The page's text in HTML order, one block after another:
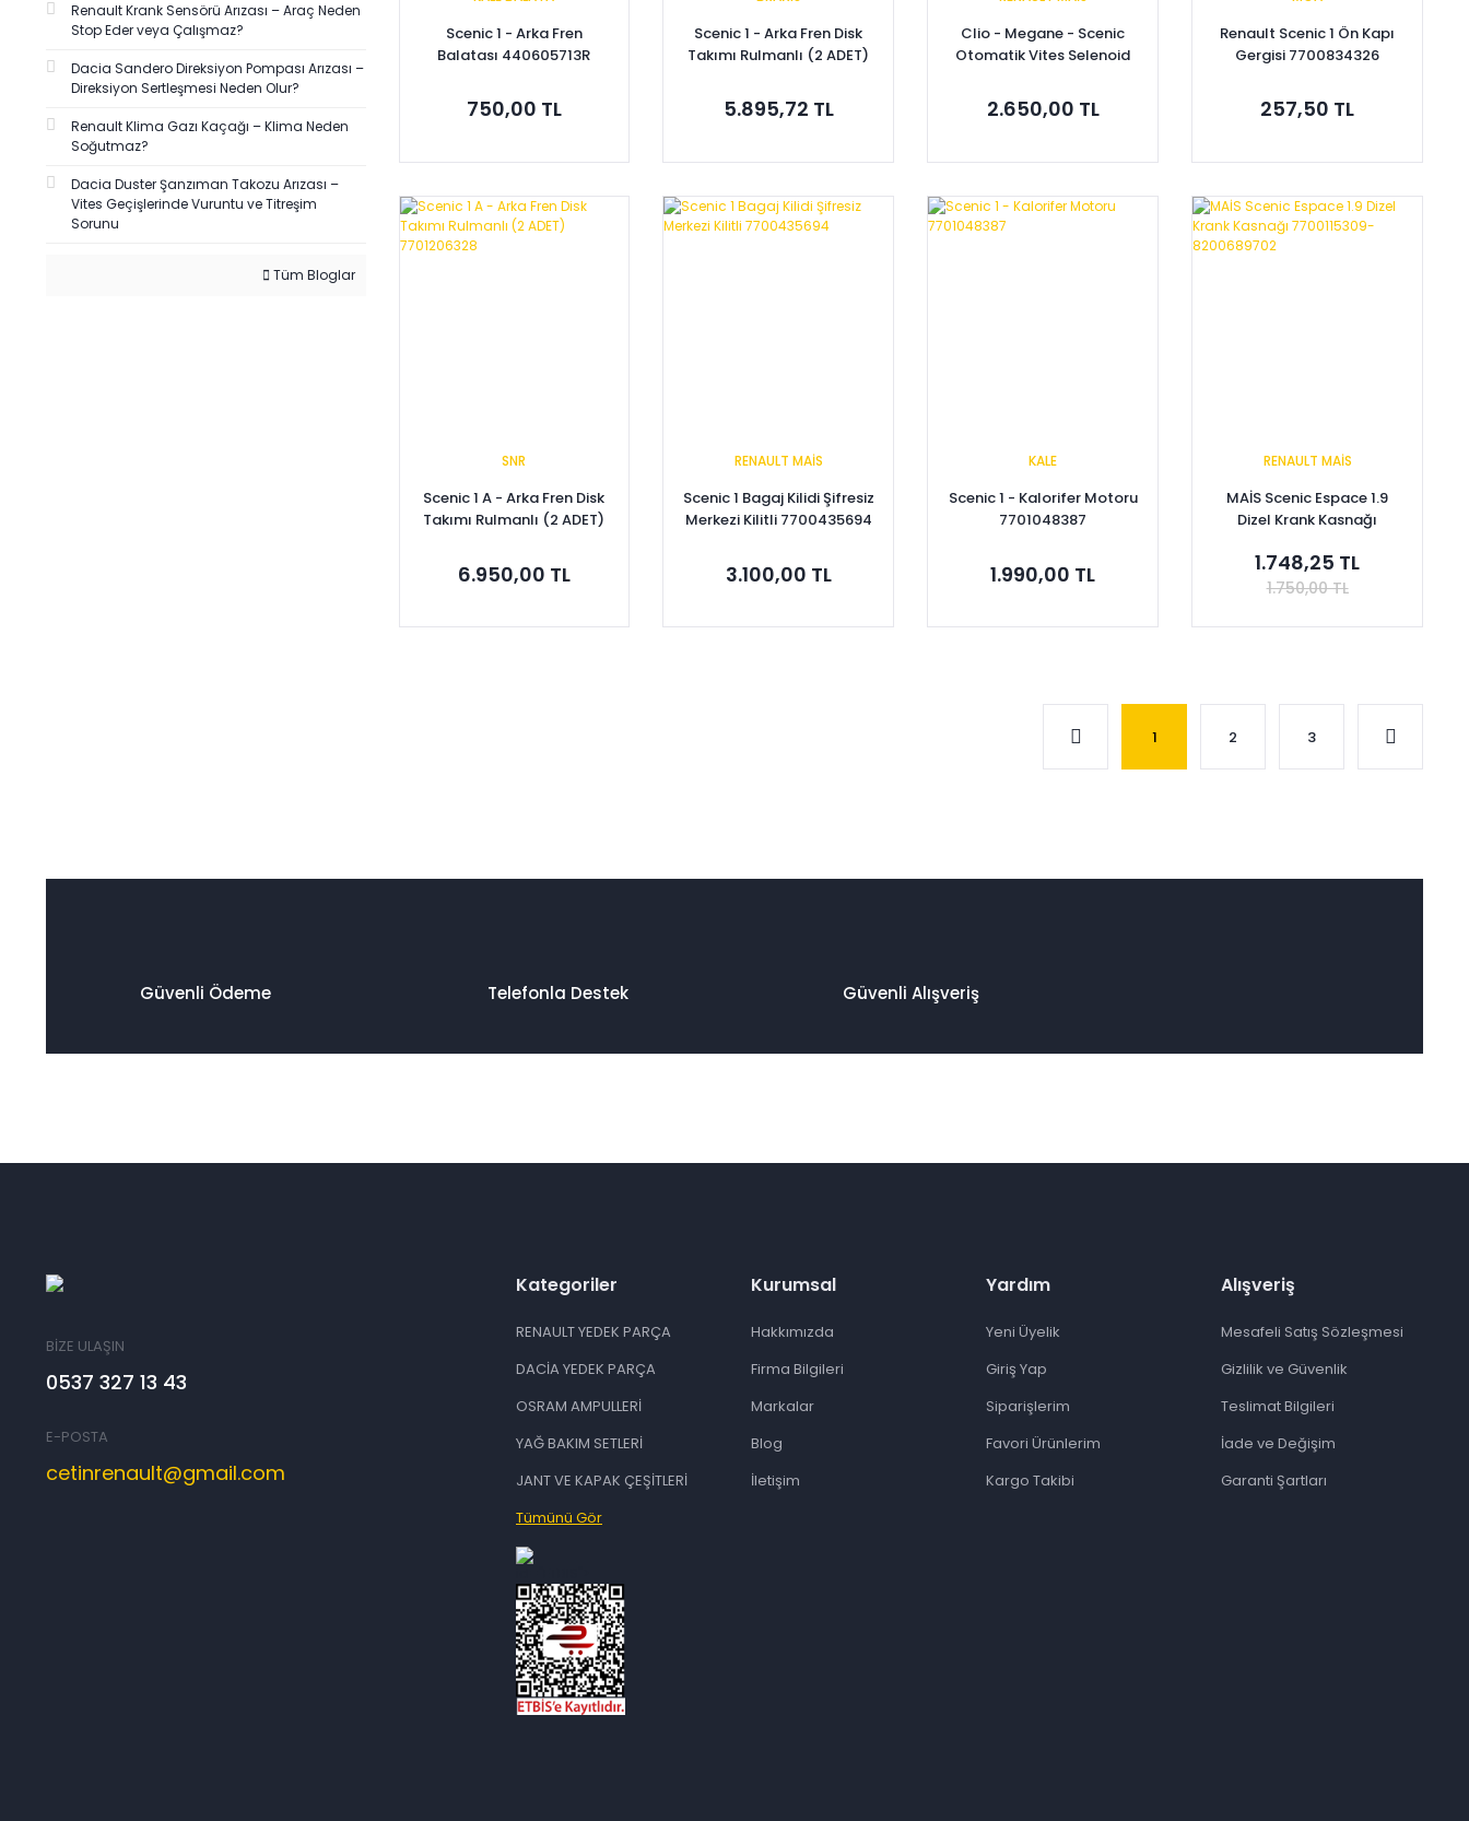
Renault Krank Sensörü Arızası – Araç Neden
Stop Eder veya Çalışmaz?
Dacia Sandero Direksiyon Pompası Arızası –
Direksiyon Sertleşmesi Neden Olur?
Renault Klima Gazı Kaçağı – Klima Neden
Soğutmaz?
Dacia Duster Şanzıman Takozu Arızası –
Vites Geçişlerinde Vuruntu ve Titreşim
Sorunu
Tüm Bloglar
Scenic 1 - Arka Fren
Balatası 440605713R
750,00 TL
Sepete Ekle
Scenic 1 - Arka Fren Disk
Takımı Rulmanlı (2 ADET)
5.895,72 TL
Sepete Ekle
Clio - Megane - Scenic
Otomatik Vites Selenoid
2.650,00 TL
Sepete Ekle
Renault Scenic 1 Ön Kapı
Gergisi 7700834326
257,50 TL
Sepete Ekle
SNR
Scenic 1 A - Arka Fren Disk
Takımı Rulmanlı (2 ADET)
6.950,00 TL
RENAULT MAİS
Scenic 1 Bagaj Kilidi Şifresiz
Merkezi Kilitli 7700435694
3.100,00 TL
KALE
Scenic 1 - Kalorifer Motoru
7701048387
1.990,00 TL
RENAULT MAİS
MAİS Scenic Espace 1.9
Dizel Krank Kasnağı
1.748,25 TL
1.750,00 TL
1 2 3
Güvenli Ödeme Telefonla Destek Güvenli Alışveriş
BİZE ULAŞIN
0537 327 13 43
E-POSTA
cetinrenault@gmail.com
Kategoriler
RENAULT YEDEK PARÇA
DACİA YEDEK PARÇA
OSRAM AMPULLERİ
YAĞ BAKIM SETLERİ
JANT VE KAPAK ÇEŞİTLERİ
Tümünü Gör
Kurumsal
Hakkımızda
Firma Bilgileri
Markalar
Blog
İletişim
Yardım
Yeni Üyelik
Giriş Yap
Siparişlerim
Favori Ürünlerim
Kargo Takibi
Alışveriş
Mesafeli Satış Sözleşmesi
Gizlilik ve Güvenlik
Teslimat Bilgileri
İade ve Değişim
Garanti Şartları